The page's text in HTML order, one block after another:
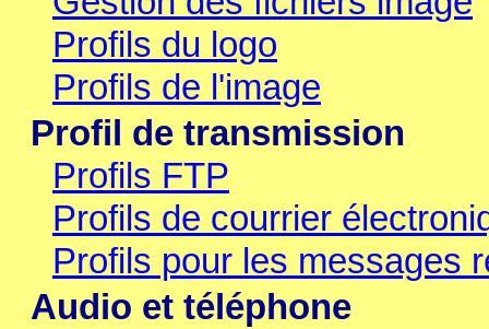
Profils du logo
Profils de l'image
Profil de transmission
Profils FTP
Profils de courrier
Profils pour les messages
Audio et téléphone